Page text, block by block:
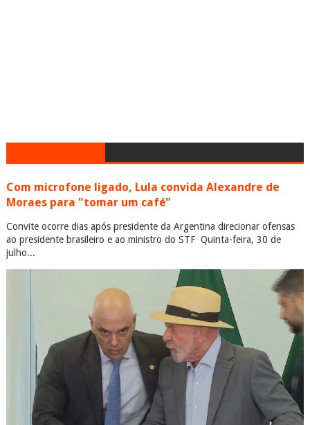
Com microfone ligado, Lula convida Alexandre de
Moraes para "tomar um café"
Convite ocorre dias após presidente da Argentina direcionar ofensas
ao presidente brasileiro e ao ministro do STF Quinta-feira, 30 de
julho...